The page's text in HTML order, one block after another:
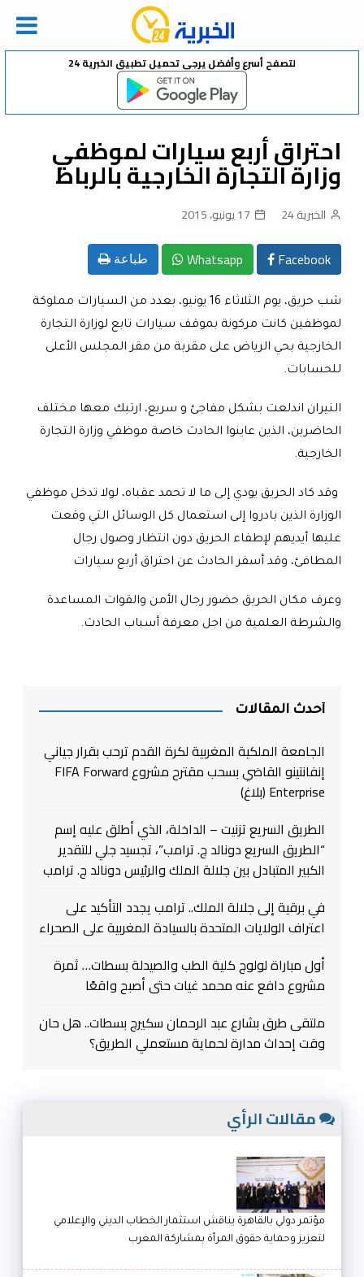
Skip
لتصفح أسرع وأفضل يرجى تحميل تطبيق الخبرية 24
احتراق أربع سيارات لموظفي
وزارة التجارة الخارجية بالرباط
الخبرية 24 17 يونيو، 2015
Facebook
Whatsapp طباعة
شب حريق، يوم الثلاثاء 16 يونيو، بعدد من السيارات مملوكة
لموظفين كانت مركونة بموقف سيارات تابع لوزارة التجارة
الخارجية بحي الرياض على مقربة من مقر المجلس الأعلى
للحسابات.
النيران اندلعت بشكل مفاجئ و سريع، ارتبك معها مختلف
الحاضرين، الذين عاينوا الحادث خاصة موظفي وزارة التجارة
الخارجية.
وقد كاد الحريق يودي إلى ما لا تحمد عقباه، لولا تدخل موظفي
الوزارة الذين بادروا إلى استعمال كل الوسائل التي وقعت
عليها أيديهم لإطفاء الحريق دون انتظار وصول رجال
المطافئ، وقد أسفر الحادث عن احتراق أربع سيارات
وعرف مكان الحريق حضور رجال الأمن والقوات المساعدة
والشرطة العلمية من اجل معرفة أسباب الحادث.
أحدث المقالات
الجامعة الملكية المغربية لكرة القدم ترحب بقرار جياني
إنفانتينو القاضي بسحب مقترح مشروع FIFA Forward
Enterprise (بلاغ)
الطريق السريع تزنيت – الداخلة، الذي أطلق عليه إسم
“الطريق السريع دونالد ج. ترامب”، تجسيد جلي للتقدير
الكبير المتبادل بين جلالة الملك والرئيس دونالد ج. ترامب
في برقية إلى جلالة الملك.. ترامب يجدد التأكيد على
اعتراف الولايات المتحدة بالسيادة المغربية على الصحراء
أول مباراة لولوج كلية الطب والصيدلة بسطات… ثمرة
مشروع دافع عنه محمد غيات حتى أصبح واقعًا
ملتقى طرق بشارع عبد الرحمان سكيرج بسطات.. هل حان
وقت إحداث مدارة لحماية مستعملي الطريق؟
مقالات الرأي
مؤتمر دولي بالقاهرة يناقش استثمار الخطاب الديني والإعلامي
لتعزيز وحماية حقوق المرأة بمشاركة المغرب